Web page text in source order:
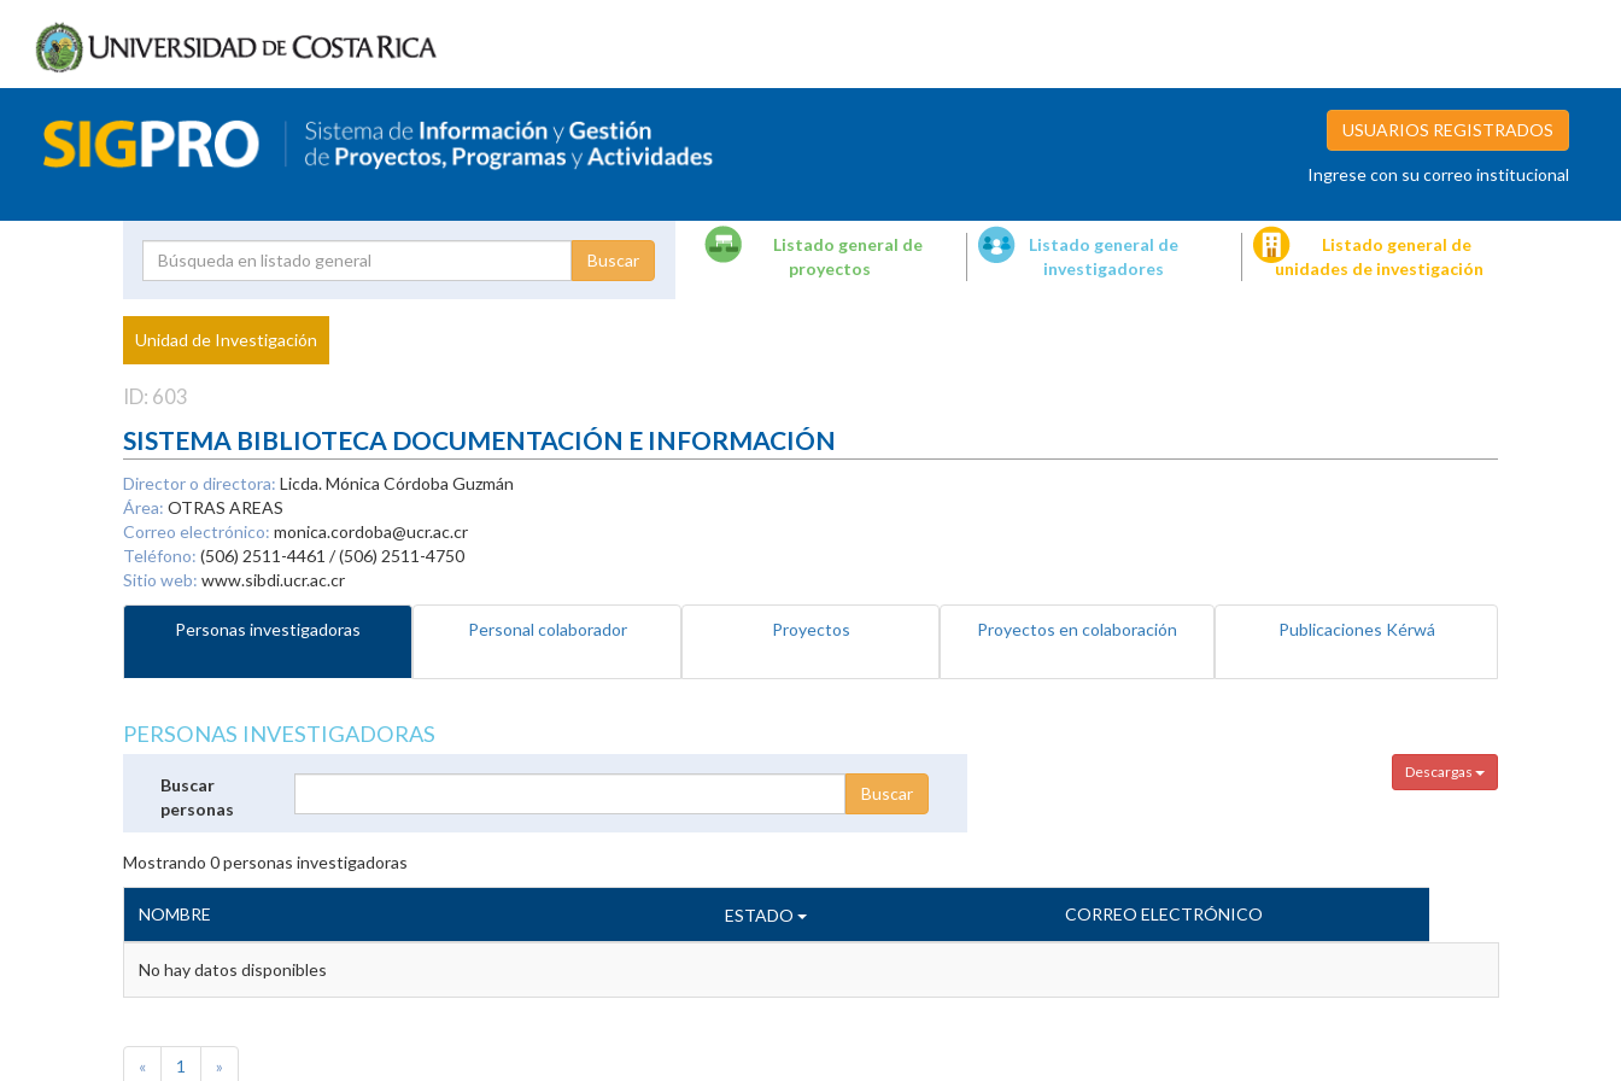
USUARIOS REGISTRADOS
Ingrese con su correo institucional
Proyecto
Investigador
Listado general de
proyectos
Listado general de
investigadores
Listado general de
unidades de investigación
Unidad de Investigación
ID: 603
SISTEMA BIBLIOTECA DOCUMENTACIÓN E INFORMACIÓN
Director o directora: Licda. Mónica Córdoba Guzmán
Área: OTRAS AREAS
Correo electrónico: monica.cordoba@ucr.ac.cr
Teléfono: (506) 2511-4461 / (506) 2511-4750
Sitio web: www.sibdi.ucr.ac.cr
Personas investigadoras Personal colaborador Proyectos Proyectos en colaboración Publicaciones Kérwá
PERSONAS INVESTIGADORAS
Descargas
Buscar
personas
Mostrando 0personas investigadoras
NOMBRE ESTADO CORREO ELECTRÓNICO
No hay datos disponibles
« 1 »